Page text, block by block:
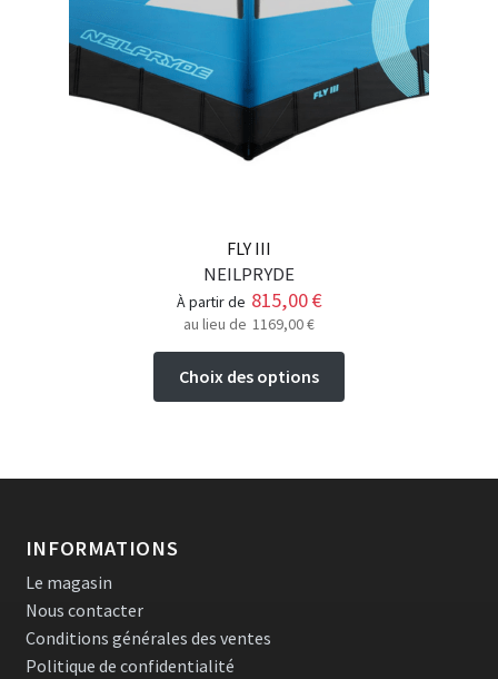
être
choisies
sur
page
FLY III
NEILPRYDE
à partir de 815,00€
au lieu de 1169,00€
Choix des options
variations.
INFORMATIONS
Le magasin
Nous contacter
Conditions générales des ventes
Politique de confidentialité